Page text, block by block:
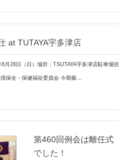
at TUTAYA宇多津店
6月28日（日）場所：TSUTAYA宇多津店駐車場担
保全・保健福祉委員会 今期最…
第460回例会は離任式
でした！